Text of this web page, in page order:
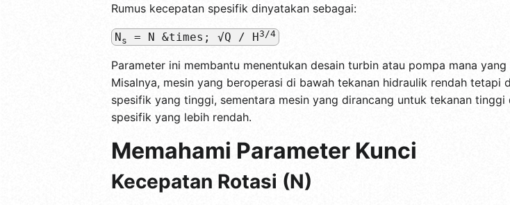
Rumus kecepatan spesifik dinyatakan sebagai:
N s = N &times; √Q / H 3/4
Parameter ini membantu menentukan desain turbin atau pompa mana
Misalnya, mesin yang beroperasi di bawah tekanan hidraulik rendah
spesifik yang tinggi, sementara mesin yang dirancang untuk tekanan
spesifik yang lebih rendah.
Memahami Parameter Kunci
Kecepatan Rotasi (N)